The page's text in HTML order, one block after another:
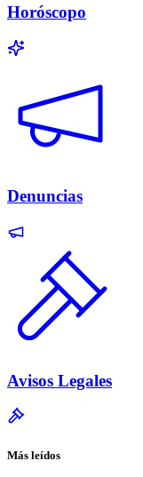
Horóscopo
Denuncias
Avisos Legales
Más leídos